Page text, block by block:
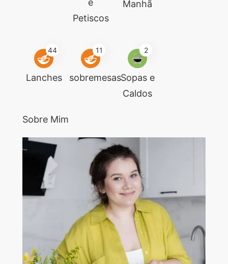
e
Petiscos
Manhã
44
Lanches
11
sobremesas
2
Sopas e
Caldos
Sobre Mim